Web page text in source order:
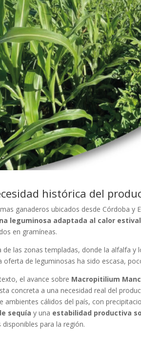
histórica del
ganaderos ubicados desde Córdoba
leguminosa adaptada al calor estival
en gramíneas.
de las zonas templadas, donde la alfalfa
oferta de leguminosas ha sido escasa,
el avance sobre Macropitilium
concreta a una necesidad real del
ambientes cálidos del país, con
sequía y una estabilidad productiva
disponibles para la región.